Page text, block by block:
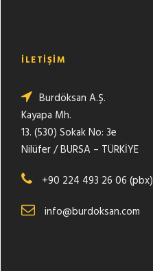
İLETİŞİM
Burdöksan A.Ş.
Kayapa Mh.
13. (530) Sokak No: 3e
Nilüfer / BURSA – TÜRKİYE
+90 224 493 26 06 (pbx)
info@burdoksan.com